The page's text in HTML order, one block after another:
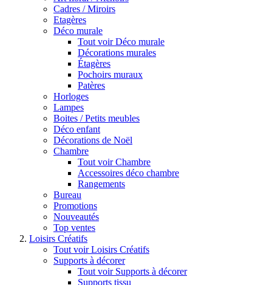
Cadres / Miroirs
Etagères
Déco murale
Tout voir Déco murale
Décorations murales
Étagères
Pochoirs muraux
Patères
Horloges
Lampes
Boites / Petits meubles
Déco enfant
Décorations de Noël
Chambre
Tout voir Chambre
Accessoires déco chambre
Rangements
Bureau
Promotions
Nouveautés
Top ventes
Loisirs Créatifs
Tout voir Loisirs Créatifs
Supports à décorer
Tout voir Supports à décorer
Supports tissu